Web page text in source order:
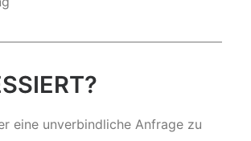
eine unverbindliche Anfrage zu